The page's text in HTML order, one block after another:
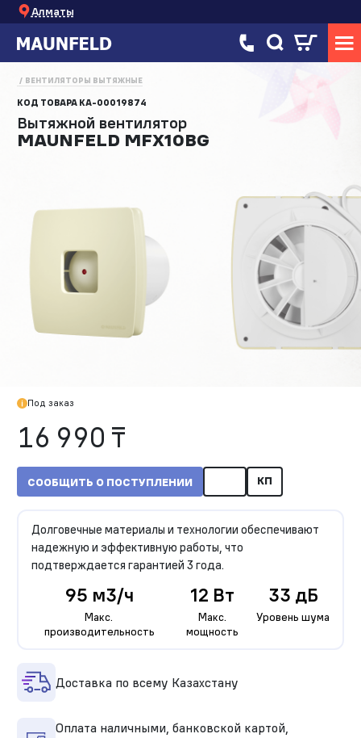
Алматы
ВЕНТИЛЯТОРЫ ВЫТЯЖНЫЕ
КОД ТОВАРА КА-00019874
Вытяжной вентилятор
MAUNFELD MFX10BG
Под заказ
16 990 ₸
СООБЩИТЬ О ПОСТУПЛЕНИИ КП
Долговечные материалы и технологии обеспечивают
надежную и эффективную работы, что
подтверждается гарантией 3 года.
95 м3/ч
Макс.
производительность
12 Вт
Макс.
мощность
33 дБ
Уровень шума
Доставка по всему Казахстану
Оплата наличными, банковской картой,